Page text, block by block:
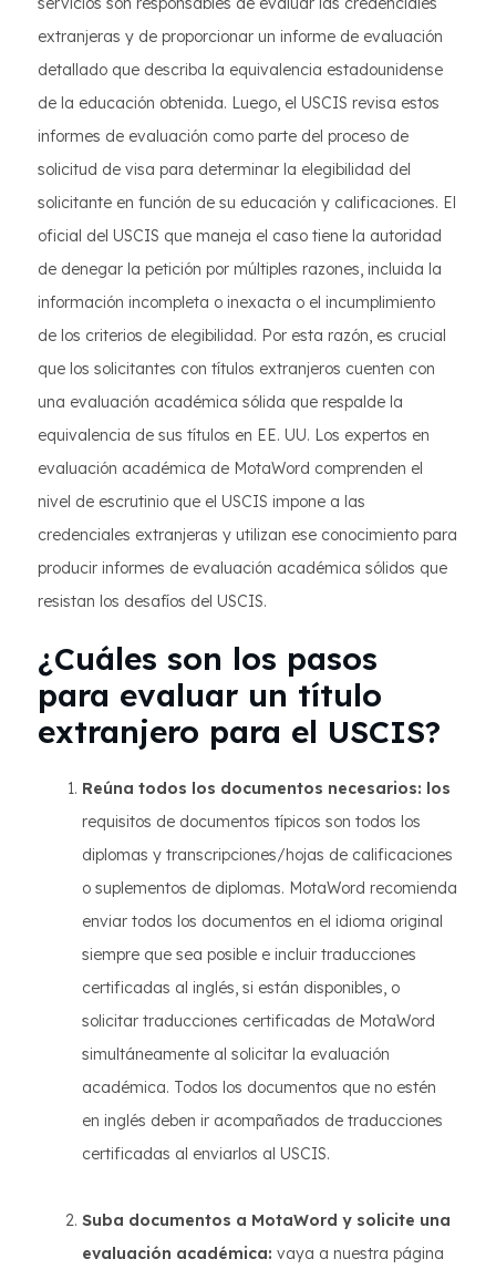
extranjeras y de proporcionar un informe de evaluación
detallado que describa la equivalencia estadounidense
de la educación obtenida. Luego, el USCIS revisa estos
informes de evaluación como parte del proceso de
solicitud de visa para determinar la elegibilidad del
solicitante en función de su educación y calificaciones. El
oficial del USCIS que maneja el caso tiene la autoridad
de denegar la petición por múltiples razones, incluida la
información incompleta o inexacta o el incumplimiento
de los criterios de elegibilidad. Por esta razón, es crucial
que los solicitantes con títulos extranjeros cuenten con
una evaluación académica sólida que respalde la
equivalencia de sus títulos en EE. UU. Los expertos en
evaluación académica de MotaWord comprenden el
nivel de escrutinio que el USCIS impone a las
credenciales extranjeras y utilizan ese conocimiento para
producir informes de evaluación académica sólidos que
resistan los desafíos del USCIS.
¿Cuáles son los pasos
para evaluar un título
extranjero para el USCIS?
Reúna todos los documentos necesarios: los
requisitos de documentos típicos son todos los
diplomas y transcripciones/hojas de calificaciones
o suplementos de diplomas. MotaWord recomienda
enviar todos los documentos en el idioma original
siempre que sea posible e incluir traducciones
certificadas al inglés, si están disponibles, o
solicitar traducciones certificadas de MotaWord
simultáneamente al solicitar la evaluación
académica. Todos los documentos que no estén
en inglés deben ir acompañados de traducciones
certificadas al enviarlos al USCIS.
Suba documentos a MotaWord y solicite una
evaluación académica: vaya a nuestra página